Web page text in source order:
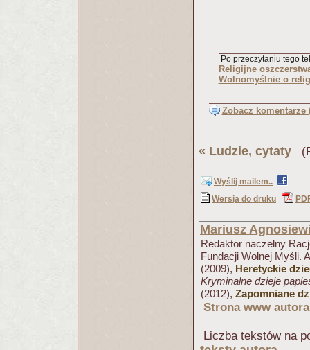
Po przeczytaniu tego
Religijne
Wolnomyślnie o
Zobacz komentarze
« Ludzie, cytaty
Wyślij mailem..
Wersja do druku
Mariusz
Redaktor naczelny
Fundacji Wolnej Myśli.
(2009), Heretyckie
Kryminalne dzieje
(2012), Zapomniane
Strona www autora
Liczba tekstów na